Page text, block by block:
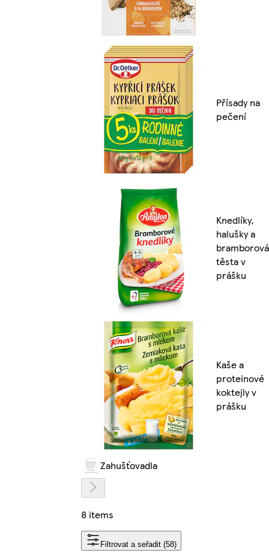
Přísady na
pečení
Knedlíky,
halušky a
bramborová
těsta v
prášku
Kaše a
proteinové
koktejly v
prášku
Zahušťovadla
8 items
Filtrovat a seřadit (58)